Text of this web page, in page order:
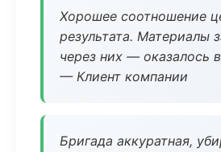
Хорошее соотношение
результата. Материалы
через них — оказалось
— Клиент компании
Бригада аккуратная,